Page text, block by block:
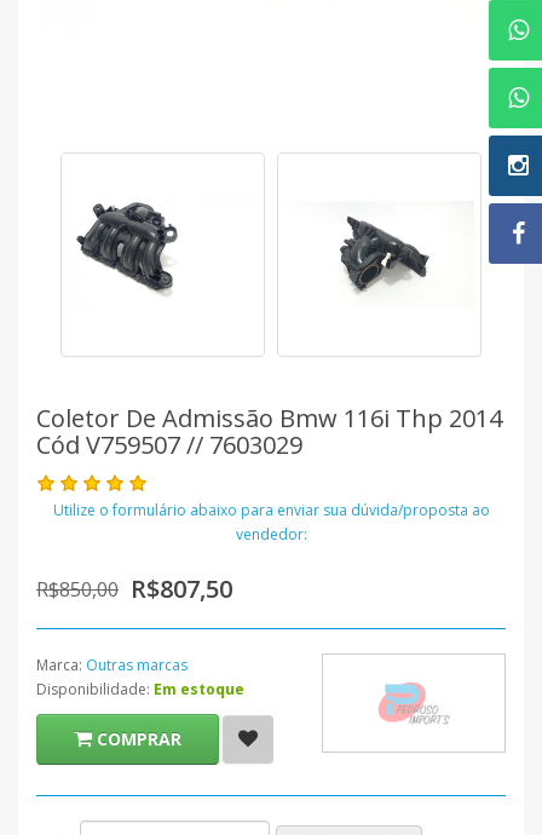
Coletor De Admissão Bmw 116i Thp 2014
Cód V759507 // 7603029
Utilize o formulário abaixo para enviar sua dúvida/proposta ao
vendedor:
R$850,00 R$807,50
Marca: Outras marcas
Disponibilidade: Em estoque
COMPRAR